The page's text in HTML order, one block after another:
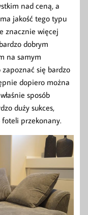
nad ceną, a
jakość tego typu
znacznie więcej
dobrym
na samym
się bardzo
dopiero można
sposób
duży sukces,
foteli przekonany.